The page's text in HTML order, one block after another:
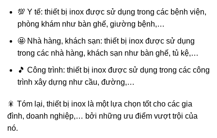
💯 Y tế: thiết bị inox được sử dụng trong các bệnh viện,
phòng khám như bàn ghế, giường bệnh,…
🤩 Nhà hàng, khách sạn: thiết bị inox được sử dụng
trong các nhà hàng, khách sạn như bàn ghế, tủ kệ,…
🎵 Công trình: thiết bị inox được sử dụng trong các công
trình xây dựng như cầu, đường,…
🎇 Tóm lại, thiết bị inox là một lựa chọn tốt cho các gia
đình, doanh nghiệp,… bởi những ưu điểm vượt trội của
nó.